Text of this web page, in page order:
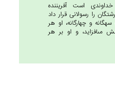
است آفريننده
را رسولانى قرار داد
سه‏گانه و چهارگانه، او هر
مى‏افزايد، و او بر هر